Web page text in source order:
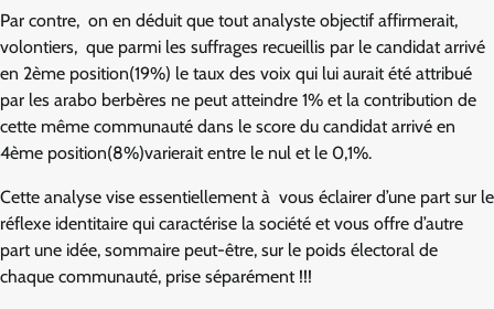
Par contre, on en déduit que tout analyste objectif affirmerait,
volontiers, que parmi les suffrages recueillis par le candidat arrivé
en 2ème position(19%) le taux des voix qui lui aurait été attribué
par les arabo berbères ne peut atteindre 1% et la contribution de
cette même communauté dans le score du candidat arrivé en
4ème position(8%)varierait entre le nul et le 0,1%.
Cette analyse vise essentiellement à vous éclairer d’une part sur le
réflexe identitaire qui caractérise la société et vous offre d’autre
part une idée, sommaire peut-être, sur le poids électoral de
chaque communauté, prise séparément !!!